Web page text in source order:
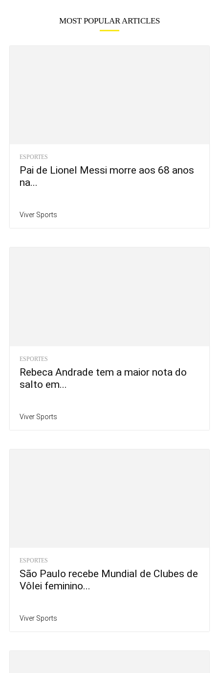
MOST POPULAR ARTICLES
ESPORTES
Pai de Lionel Messi morre aos 68 anos
na...
Viver Sports
ESPORTES
Rebeca Andrade tem a maior nota do
salto em...
Viver Sports
ESPORTES
São Paulo recebe Mundial de Clubes de
Vôlei feminino...
Viver Sports